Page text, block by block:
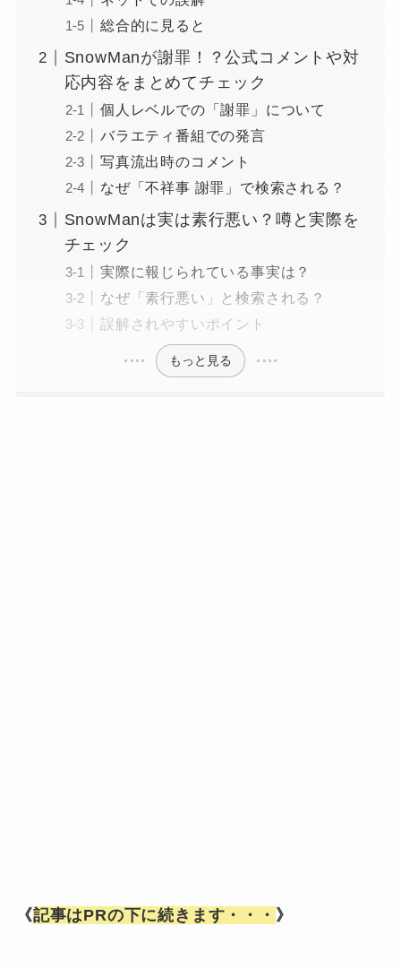
総合的に見ると
SnowManが謝罪！？公式コメントや対
応内容をまとめてチェック
個人レベルでの「謝罪」について
バラエティ番組での発言
写真流出時のコメント
なぜ「不祥事 謝罪」で検索される？
SnowManは実は素行悪い？噂と実際を
チェック
実際に報じられている事実は？
なぜ「素行悪い」と検索される？
誤解されやすいポイント
もっと見る
《記事はPRの下に続きます・・・ 》